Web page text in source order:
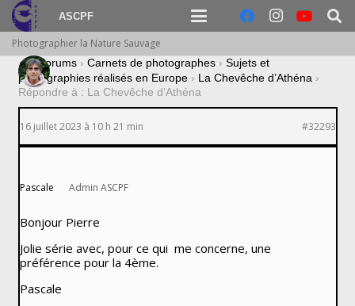
ASCPF
Photographier la Nature Sauvage
› Forums › Carnets de photographes › Sujets et
photographies réalisés en Europe › La Chevêche d’Athéna ›
Répondre à : La Chevêche d’Athéna
16 juillet 2023 à 10 h 21 min #32293
Pascale Admin ASCPF
Bonjour Pierre
Jolie série avec, pour ce qui me concerne, une
préférence pour la 4ème.
Pascale